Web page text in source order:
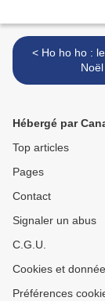
< Ho ho ho : les pulls de
Noël
Hébergé par
Top articles
Pages
Contact
Signaler un abus
C.G.U.
Cookies et
Préférences